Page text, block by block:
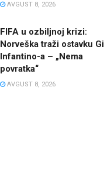
AVGUST 8, 2026
FIFA u ozbiljnoj krizi:
Norveška traži ostavku
Infantino-a – „Nema
povratka“
AVGUST 8, 2026